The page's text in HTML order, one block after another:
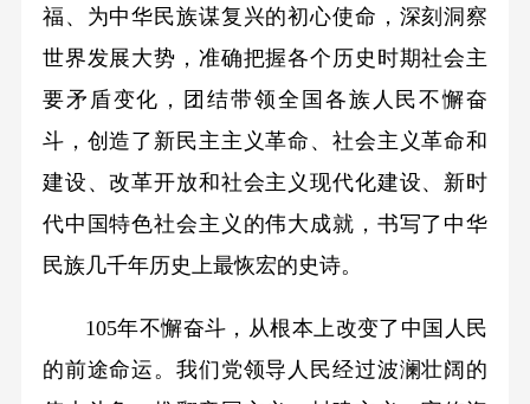
福、为中华民族谋复兴的初心使命，深刻洞察
世界发展大势，准确把握各个历史时期社会主
要矛盾变化，团结带领全国各族人民不懈奋
斗，创造了新民主主义革命、社会主义革命和
建设、改革开放和社会主义现代化建设、新时
代中国特色社会主义的伟大成就，书写了中华
民族几千年历史上最恢宏的史诗。
105年不懈奋斗，从根本上改变了中国人民
的前途命运。我们党领导人民经过波澜壮阔的